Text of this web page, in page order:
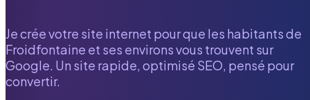
Je crée votre site internet pour que les habitants de
Froidfontaine et ses environs vous trouvent sur
Google. Un site rapide, optimisé SEO, pensé pour
convertir.